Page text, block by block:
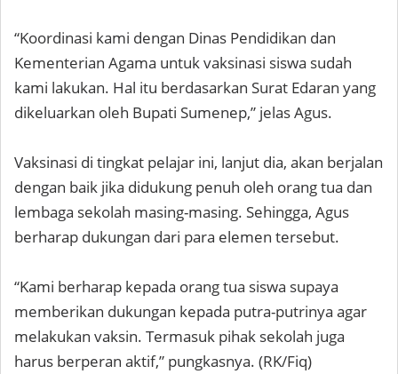
“Koordinasi kami dengan Dinas Pendidikan dan
Kementerian Agama untuk vaksinasi siswa sudah
kami lakukan. Hal itu berdasarkan Surat Edaran yang
dikeluarkan oleh Bupati Sumenep,” jelas Agus.
Vaksinasi di tingkat pelajar ini, lanjut dia, akan berjalan
dengan baik jika didukung penuh oleh orang tua dan
lembaga sekolah masing-masing. Sehingga, Agus
berharap dukungan dari para elemen tersebut.
“Kami berharap kepada orang tua siswa supaya
memberikan dukungan kepada putra-putrinya agar
melakukan vaksin. Termasuk pihak sekolah juga
harus berperan aktif,” pungkasnya. (RK/Fiq)